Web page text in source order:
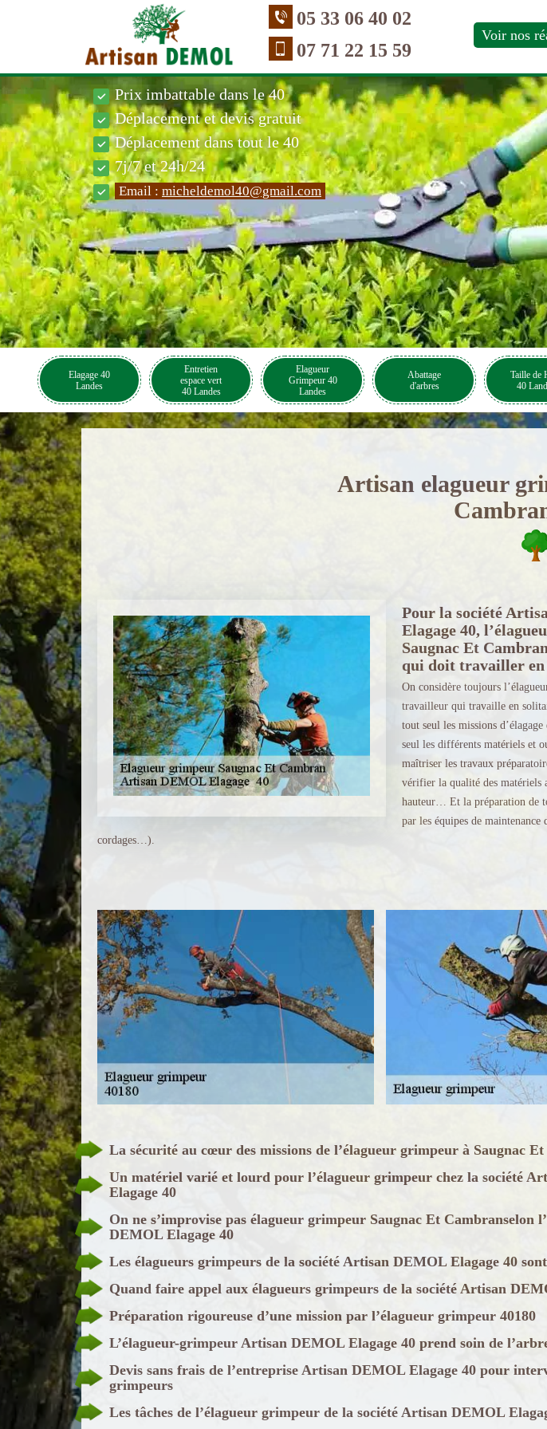
05 33 06 40 02
07 71 22 15 59
Voir nos
Prix imbattable dans le 40
Déplacement et devis gratuit
Déplacement dans tout le 40
7j/7 et 24h/24
Email : micheldemol40@gmail.com
Elagage 40
Landes
Entretien
espace vert
40 Landes
Elagueur
Grimpeur 40
Landes
Abattage
d'arbres
Taille de
40
Artisan elagueur
Pour la société
Elagage 40,
Saugnac Et
qui doit travailler en
On considère toujours
travailleur qui travaille en
tout seul les missions
seul les différents matériels et
maîtriser les travaux
vérifier la qualité des matériels
hauteur… Et la préparation de
par les équipes de maintenance
cordages…).
La sécurité au cœur des missions de l’élagueur grimpeur à Saugnac
Un matériel varié et lourd pour l’élagueur grimpeur chez la société
Elagage 40
On ne s’improvise pas élagueur grimpeur Saugnac Et Cambranselon
DEMOL Elagage 40
Les élagueurs grimpeurs de la société Artisan DEMOL Elagage 40
Quand faire appel aux élagueurs grimpeurs de la société Artisan
Préparation rigoureuse d’une mission par l’élagueur grimpeur 40180
L’élagueur-grimpeur Artisan DEMOL Elagage 40 prend soin de
Devis sans frais de l’entreprise Artisan DEMOL Elagage 40 pour
grimpeurs
Les tâches de l’élagueur grimpeur de la société Artisan DEMOL